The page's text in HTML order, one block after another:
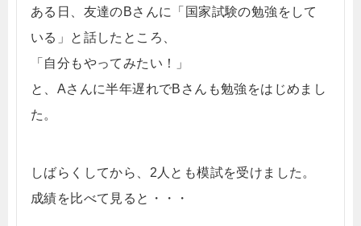
ある日、友達のBさんに「国家試験の勉強をして
いる」と話したところ、
「自分もやってみたい！」
と、Aさんに半年遅れでBさんも勉強をはじめまし
た。
しばらくしてから、2人とも模試を受けました。
成績を比べて見ると・・・